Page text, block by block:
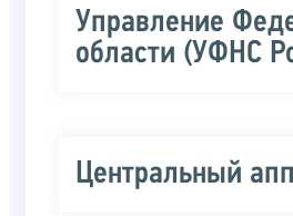
Управление
области (УФНС
Центральный